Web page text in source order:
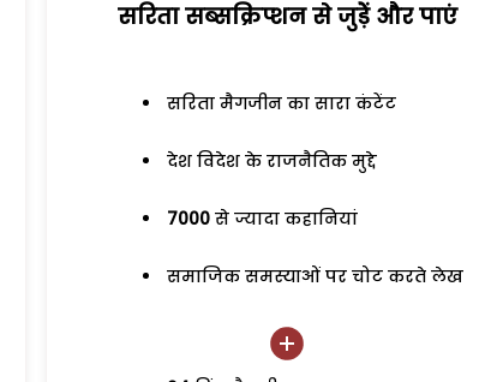
सरिता सब्सक्रिप्शन से जुड़ेें और पाएं
सरिता मैगजीन का सारा कंटेंट
देश विदेश के राजनैतिक मुद्दे
7000 से ज्यादा कहानियां
समाजिक समस्याओं पर चोट करते लेख